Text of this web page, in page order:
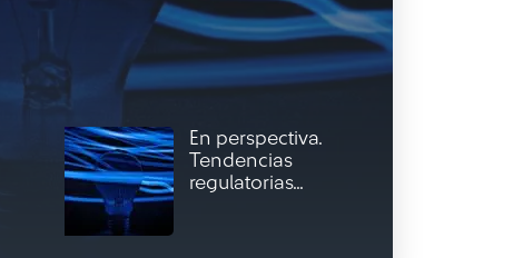
En perspectiva.
Tendencias
regulatorias...